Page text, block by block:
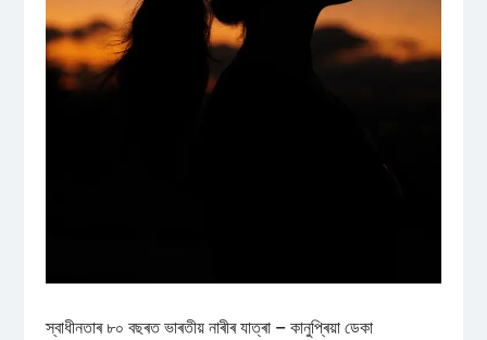
স্বাধীনতাৰ ৮০ বছৰত ভাৰতীয় নাৰীৰ যাত্ৰা – কানুপ্ৰিয়া ডেকা